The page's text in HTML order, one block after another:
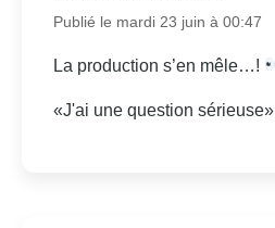
Publié le mardi 23 juin à 00:47
La production s’en mêle…!
«J'ai une question sérieuse»